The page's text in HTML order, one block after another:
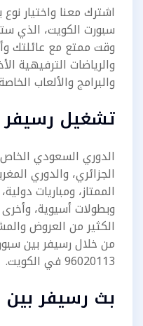
اشترك معنا واختيار
سبورت الكويت،
وقت ممتع مع عائلتك
والرياضات الترفيهية
والبرامج والألعاب
تشغيل رسيفر
الدوري السعودي الخاص
الجزائري، والدوري
الممتاز، ومباريات
وبطولات أسيوية،
الكثير من العروض
من خلال رسيفر بين
96020113 في الكويت.
بث رسيفر